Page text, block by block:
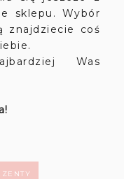
sklepu. Wybór
znajdziecie coś
Was